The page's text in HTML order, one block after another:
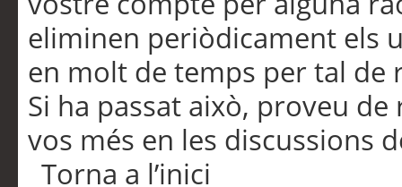
eliminen periòdicament els
en molt de temps per tal de
Si ha passat això, proveu
vos més en les discussions
Torna a l’inici